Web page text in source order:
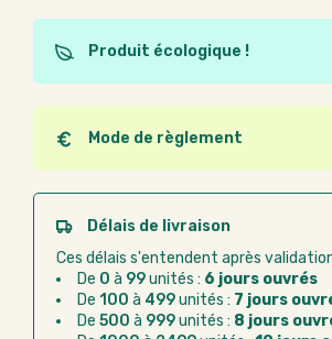
Produit écologique !
Ce produit est éco-conçu, il a été
matériaux recyclés ou recyclables.
peuvent plus facilement obtenir une
après utilisation. L'origine de
n'entre pas dans les critères d'éco-
Mode de règlement
Quel que soit le mode de règlement,
passer commande en ligne sur Good
Paiement CB :paiement sécurisé
Virement bancaire :règlement
après la commande
Chorus Pro :règlement par
Délais de livraison
Ces délais s'entendent après
De 0 à 99unités : 6 jours ouvrés
De 100 à 499unités : 7 jours
De 500 à 999unités : 8 jours